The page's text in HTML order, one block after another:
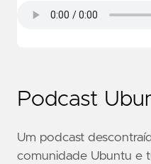
Podcast
Um podcast
comunidade Ubuntu e